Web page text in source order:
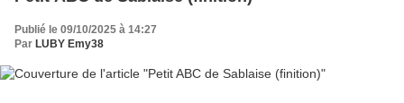
Publié le 09/10/2025 à 14:27
Par LUBY Emy38